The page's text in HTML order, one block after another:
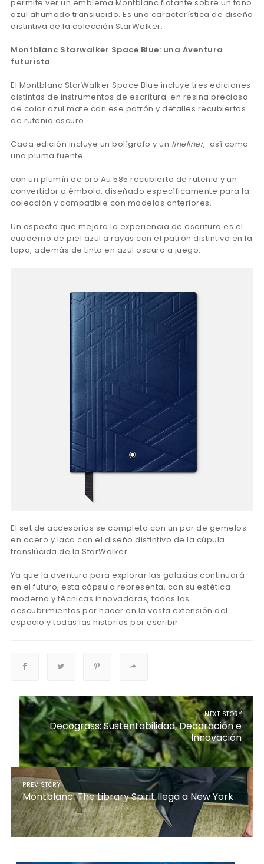
permite ver un emblema Montblanc flotante sobre un tono
azul ahumado translúcido. Es una característica de diseño
distintiva de la colección StarWalker.
Montblanc Starwalker Space Blue: una Aventura
futurista
El Montblanc StarWalker Space Blue incluye tres ediciones
distintas de instrumentos de escritura: en resina preciosa
de color azul mate con ese patrón y detalles recubiertos
de rutenio oscuro.
Cada edición incluye un bolígrafo y un fineliner, así como
una pluma fuente
con un plumín de oro Au 585 recubierto de rutenio y un
convertidor a émbolo, diseñado específicamente para la
colección y compatible con modelos anteriores.
Un aspecto que mejora la experiencia de escritura es el
cuaderno de piel azul a rayas con el patrón distintivo en la
tapa, además de tinta en azul oscuro a juego.
El set de accesorios se completa con un par de gemelos
en acero y laca con el diseño distintivo de la cúpula
translúcida de la StarWalker.
Ya que la aventura para explorar las galaxias continuará
en el futuro, esta cápsula representa, con su estética
moderna y técnicas innovadoras, todos los
descubrimientos por hacer en la vasta extensión del
espacio y todas las historias por escribir.
NEXT STORY
Decograss: Sustentabilidad, Decoración e
Innovación
PREV STORY
Montblanc: The Library Spirit llega a New York